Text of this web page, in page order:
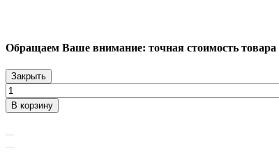
Обращаем Ваше внимание: точная стоимость товара
Закрыть
В корзину